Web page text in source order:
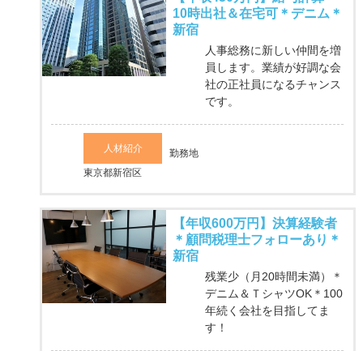
10時出社＆在宅可＊デニム＊
新宿
人事総務に新しい仲間を増
員します。業績が好調な会
社の正社員になるチャンス
です。
人材紹介
勤務地
東京都新宿区
【年収600万円】決算経験者
＊顧問税理士フォローあり＊
新宿
残業少（月20時間未満）＊
デニム＆ＴシャツOK＊100
年続く会社を目指してま
す！